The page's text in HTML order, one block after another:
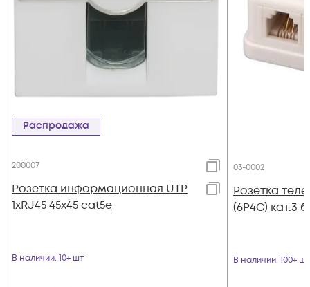
Распродажа
200007
Розетка информационная UTP
1хRJ45 45х45 cat5е
В наличии: 10+ шт
03-0002
Розетка
(6P4C) кат.3
В наличии: 100+ шт